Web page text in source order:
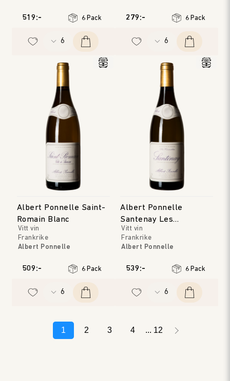
519:- 6 Pack 279:- 6 Pack
Albert Ponnelle Saint-
Romain Blanc
Vitt vin
Frankrike
Albert Ponnelle
509:- 6 Pack
Albert Ponnelle
Santenay Les
Carmélites
Vitt vin
Frankrike
Albert Ponnelle
539:- 6 Pack
1 2 3 4 12